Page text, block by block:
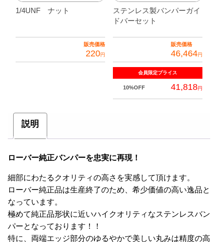
1/4UNF ナット
販売価格
220円
ステンレス製バンパーガイ
ドバーセット
販売価格
46,464円
会員限定プライス
10%OFF 41,818円
説明
ローバー純正バンパーを忠実に再現！
細部にわたるクオリティの高さを実感して頂けます。
ローバー純正品は生産終了のため、希少価値の高い逸品と
なっています。
極めて純正品形状に近いハイクオリティなステンレスバン
パーとなっております！！
特に、両端エッジ部分のゆるやかで美しい丸みは精度の高